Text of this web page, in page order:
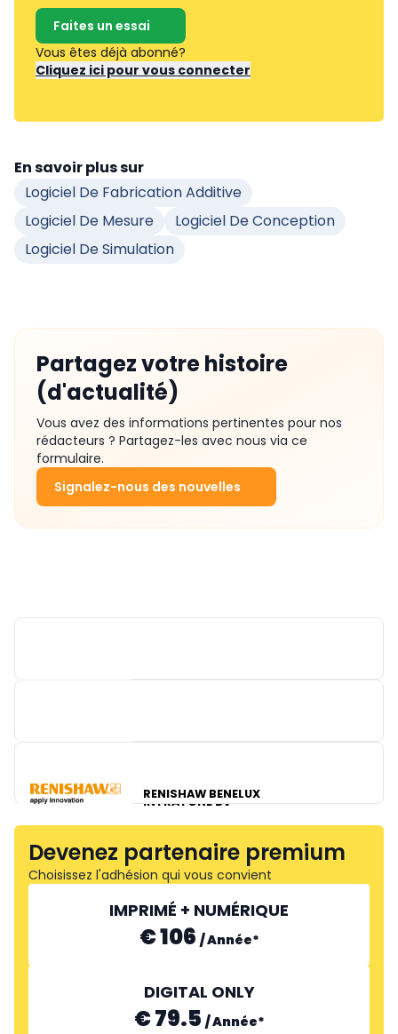
Faites un essai
Vous êtes déjà abonné?
Cliquez ici pour vous connecter
En savoir plus sur
Logiciel De Fabrication Additive
Logiciel De Mesure
Logiciel De Conception
Logiciel De Simulation
Partagez votre histoire
(d'actualité)
Vous avez des informations pertinentes pour nos
rédacteurs ? Partagez-les avec nous via ce
formulaire.
Signalez-nous des nouvelles
INTRATONE BV
RENISHAW BENELUX
Devenez partenaire premium
Choisissez l'adhésion qui vous convient
IMPRIMÉ + NUMÉRIQUE
€ 106 /Année*
DIGITAL ONLY
€ 79.5 /Année*